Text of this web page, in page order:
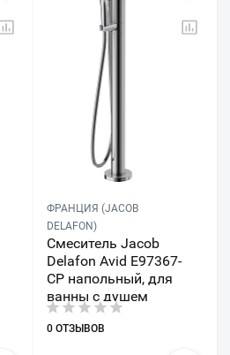
ФРАНЦИЯ (JACOB
DELAFON)
Смеситель Jacob
Delafon Avid E97367-
CP напольный, для
ванны с душем
0 ОТЗЫВОВ